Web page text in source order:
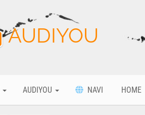
AUDIYOU
AUDIYOU NAVI HOME